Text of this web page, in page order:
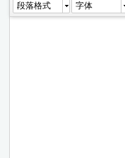
段落格式 字体